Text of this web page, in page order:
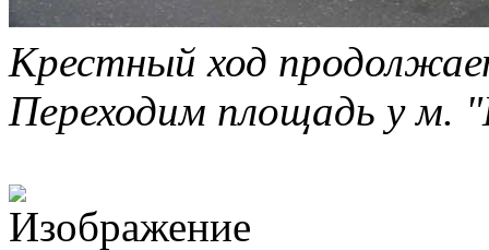
Крестный ход
Переходим площадь у м.